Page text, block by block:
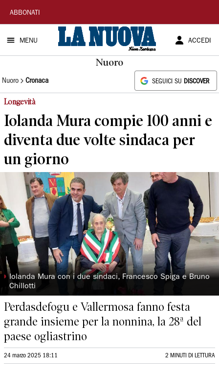
La
Nuova
Sardegna
ABBONATI
MENU ACCEDI
Nuoro
Nuoro Cronaca SEGUICI SU DISCOVER
Longevità
Iolanda Mura compie 100 anni e
diventa due volte sindaca per
un giorno
◗Iolanda Mura con i due sindaci, Francesco Spiga e Bruno
Chillotti
Perdasdefogu e Vallermosa fanno festa
grande insieme per la nonnina, la 28ª del
paese ogliastrino
24 marzo 2025 18:11 2 MINUTI DI LETTURA